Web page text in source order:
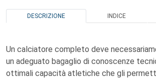
DESCRIZIONE INDICE
Un calciatore completo deve
un adeguato bagaglio di conoscenze
ottimali capacità atletiche che gli